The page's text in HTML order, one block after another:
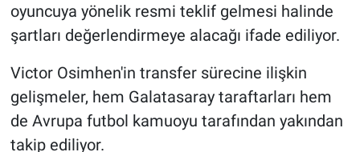
oyuncuya yönelik resmi teklif gelmesi halinde
şartları değerlendirmeye alacağı ifade ediliyor.
Victor Osimhen'in transfer sürecine ilişkin
gelişmeler, hem Galatasaray taraftarları hem
de Avrupa futbol kamuoyu tarafından yakından
takip ediliyor.